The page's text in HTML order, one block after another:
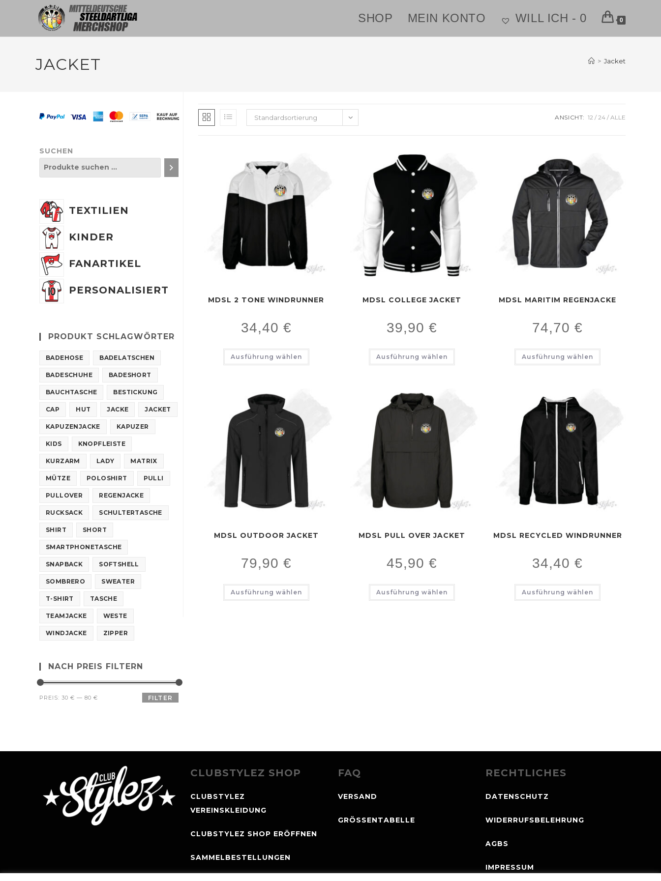
SHOP MEIN KONTO WILL ICH - 0 0
JACKET > Jacket
Standardsortierung ANSICHT: 12 24 ALLE
MDSL 2 TONE WINDRUNNER
34,40 €
Ausführung wählen
MDSL COLLEGE JACKET
39,90 €
Ausführung wählen
MDSL MARITIM REGENJACKE
74,70€
Ausführung wählen
MDSL OUTDOOR JACKET
79,90 €
Ausführung wählen
MDSL PULL OVER JACKET
45,90 €
Ausführung wählen
MDSL RECYCLED WINDRUNNER
34,40€
Ausführung wählen
SUCHEN
TEXTILIEN
KINDER
FANARTIKEL
PERSONALISIERT
PRODUKT SCHLAGWÖRTER
BADEHOSE BADELATSCHEN
BADESCHUHE BADESHORT
BAUCHTASCHE BESTICKUNG
CAP HUT JACKE JACKET
KAPUZENJACKE KAPUZER
KIDS KNOPFLEISTE
KURZARM LADY MATRIX
MÜTZE POLOSHIRT PULLI
PULLOVER REGENJACKE
RUCKSACK SCHULTERTASCHE
SHIRT SHORT
SMARTPHONETASCHE
SNAPBACK SOFTSHELL
SOMBRERO SWEATER
T-SHIRT TASCHE
TEAMJACKE WESTE
WINDJACKE ZIPPER
NACH PREIS FILTERN
FILTER
PREIS: 30 € — 80 €
CLUBSTYLEZ SHOP
CLUBSTYLEZ
VEREINSKLEIDUNG
CLUBSTYLEZ SHOP ERÖFFNEN
SAMMELBESTELLUNGEN
FAQ
VERSAND
GRÖSSENTABELLE
RECHTLICHES
DATENSCHUTZ
WIDERRUFSBELEHRUNG
AGBS
IMPRESSUM